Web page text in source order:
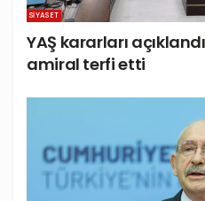
SIYASET
YAŞ kararları
amiral terfi etti